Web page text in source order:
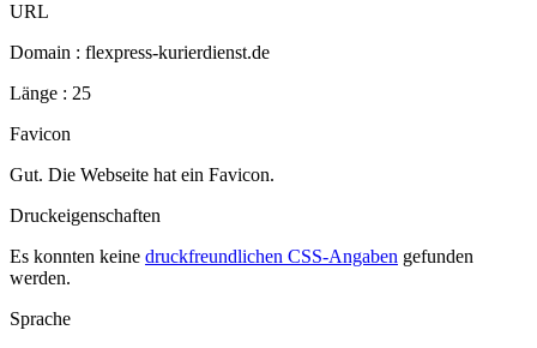
URL
Domain : flexpress-kurierdienst.de
Länge : 25
Favicon
Gut. Die Webseite hat ein Favicon.
Druckeigenschaften
Es konnten keine druckfreundlichen CSS-Angaben gefunden
werden.
Sprache